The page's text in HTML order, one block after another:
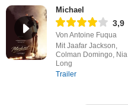
Michael
3,9
Von Antoine Fuqua
Mit Jaafar Jackson,
Colman Domingo, Nia
Long
Trailer